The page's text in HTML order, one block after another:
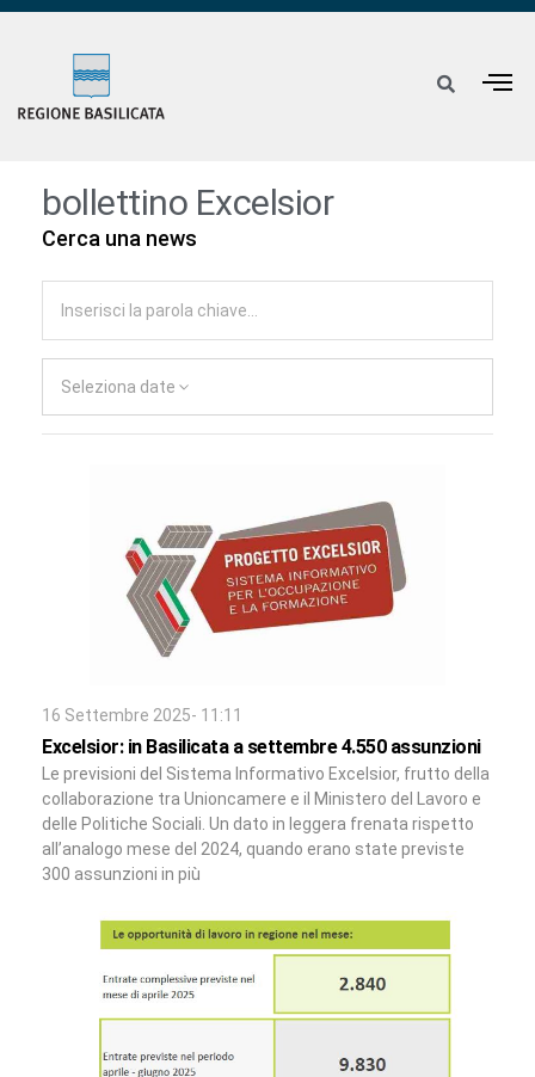
bollettino Excelsior
Cerca una news
Seleziona date
16 Settembre 2025- 11:11
Excelsior: in Basilicata a settembre 4.550 assunzioni
Le previsioni del Sistema Informativo Excelsior, frutto della
collaborazione tra Unioncamere e il Ministero del Lavoro e
delle Politiche Sociali. Un dato in leggera frenata rispetto
all’analogo mese del 2024, quando erano state previste
300 assunzioni in più